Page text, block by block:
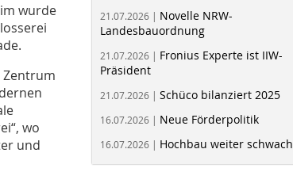
wurde
Zentrum
wo
und
21.07.2026 | Novelle NRW-
Landesbauordnung
21.07.2026 | Fronius Experte ist IIW-
Präsident
21.07.2026 | Schüco bilanziert 2025
16.07.2026 | Neue Förderpolitik
16.07.2026 | Hochbau weiter schwach